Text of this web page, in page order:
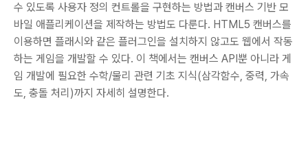
수 있도록 사용자 정의 컨트롤을 구현하는 방법과 캔버스 기반 모
바일 애플리케이션을 제작하는 방법도 다룬다. HTML5 캔버스를
이용하면 플래시와 같은 플러그인을 설치하지 않고도 웹에서 작동
하는 게임을 개발할 수 있다. 이 책에서는 캔버스 API뿐 아니라 게
임 개발에 필요한 수학/물리 관련 기초 지식(삼각함수, 중력, 가속
도, 충돌 처리)까지 자세히 설명한다.